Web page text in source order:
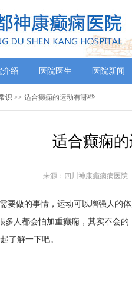
介绍 医院医生 医院新闻
识 >> 适合癫痫的运动有哪些
适合癫痫
来源：四川神康癫痫病医院
要做的事情，运动可以增强人的
多人都会怕加重癫痫，其实不会
了解一下吧。